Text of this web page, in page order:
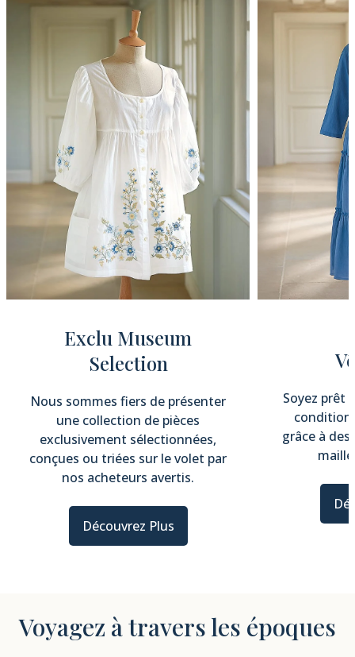
Exclu Museum
Selection
Nous sommes fiers de présenter
une collection de pièces
exclusivement sélectionnées,
conçues ou triées sur le volet par
nos acheteurs avertis.
Découvrez Plus
Soyez prêt
grâce à
Voyagez à travers les époques